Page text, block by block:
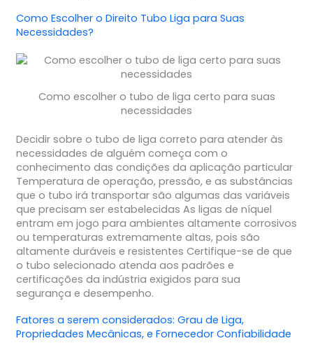
Como Escolher o Direito Tubo Liga para Suas
Necessidades?
Como escolher o tubo de liga certo para suas
necessidades
Decidir sobre o tubo de liga correto para atender às
necessidades de alguém começa com o
conhecimento das condições da aplicação particular
Temperatura de operação, pressão, e as substâncias
que o tubo irá transportar são algumas das variáveis
que precisam ser estabelecidas As ligas de níquel
entram em jogo para ambientes altamente corrosivos
ou temperaturas extremamente altas, pois são
altamente duráveis e resistentes Certifique-se de que
o tubo selecionado atenda aos padrões e
certificações da indústria exigidos para sua
segurança e desempenho.
Fatores a serem considerados: Grau de Liga,
Propriedades Mecânicas, e FornecedorConfiabilidade